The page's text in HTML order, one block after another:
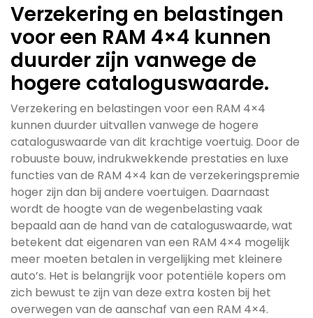
Verzekering en belastingen
voor een RAM 4×4 kunnen
duurder zijn vanwege de
hogere cataloguswaarde.
Verzekering en belastingen voor een RAM 4×4
kunnen duurder uitvallen vanwege de hogere
cataloguswaarde van dit krachtige voertuig. Door de
robuuste bouw, indrukwekkende prestaties en luxe
functies van de RAM 4×4 kan de verzekeringspremie
hoger zijn dan bij andere voertuigen. Daarnaast
wordt de hoogte van de wegenbelasting vaak
bepaald aan de hand van de cataloguswaarde, wat
betekent dat eigenaren van een RAM 4×4 mogelijk
meer moeten betalen in vergelijking met kleinere
auto’s. Het is belangrijk voor potentiële kopers om
zich bewust te zijn van deze extra kosten bij het
overwegen van de aanschaf van een RAM 4×4.